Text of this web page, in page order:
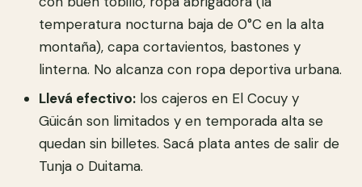
temperatura nocturna baja de 0°C en la alta
montaña), capa cortavientos, bastones y
linterna. No alcanza con ropa deportiva urbana.
Llevá efectivo: los cajeros en El Cocuy y
Güicán son limitados y en temporada alta se
quedan sin billetes. Sacá plata antes de salir de
Tunja o Duitama.